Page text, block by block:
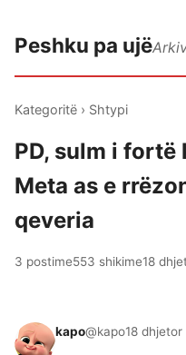
Peshku pa ujë
Kategoritë › Shtypi
PD, sulm i fortë
Meta as e
qeveria
3 postime553 shikime18
kapo@kapo18